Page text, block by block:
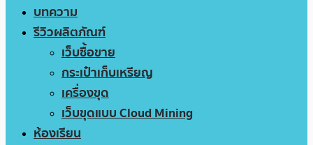
บทความ
รีวิวผลิตภัณฑ์
เว็บซื้อขาย
กระเป๋าเก็บเหรียญ
เครื่องขุด
เว็บขุดแบบ Cloud Mining
ห้องเรียน